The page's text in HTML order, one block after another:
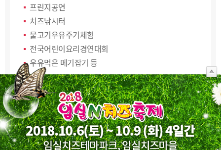
프린지공연
치즈낚시터
물고기우유주기체험
전국어린이요리경연대회
우유먹은 메기잡기 등